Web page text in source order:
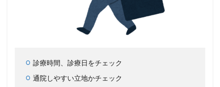
診療時間、診療日をチェック
通院しやすい立地かチェック